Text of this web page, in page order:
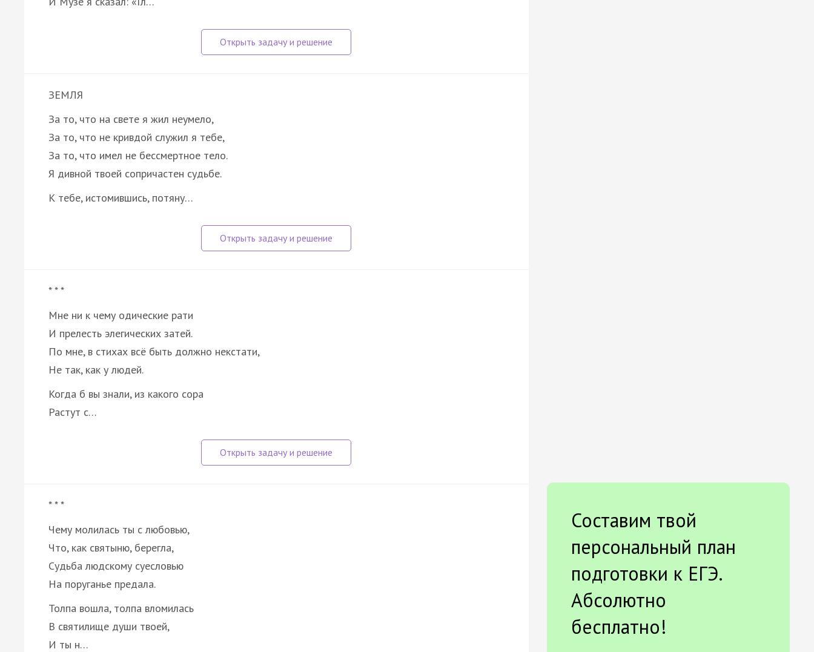
ЗЕМЛЯ
За то, что на свете я жил неумело,
За то, что не кривдой служил я тебе,
За то, что имел не бессмертное тело.
Я дивной твоей сопричастен судьбе.
К тебе, истомившись, потяну…
* * *
Мне ни к чему одические рати
И прелесть элегических затей.
По мне, в стихах всё быть должно некстати,
Не так, как у людей.
Когда б вы знали, из какого сора
Растут с…
* * *
Чему молилась ты с любовью,
Что, как святыню, берегла,
Судьба людскому суесловью
На поруганье предала.
Толпа вошла, толпа вломилась
В святилище души твоей,
И ты н…
Составим твой
персональный план
подготовки к ЕГЭ.
Абсолютно
бесплатно!